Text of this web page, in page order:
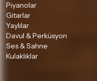
Piyanolar
Gitarlar
Yaylılar
Davul & Perküsyon
Ses & Sahne
Kulaklıklar